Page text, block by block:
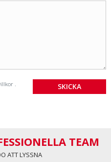
TEAM
ATT LYSSNA